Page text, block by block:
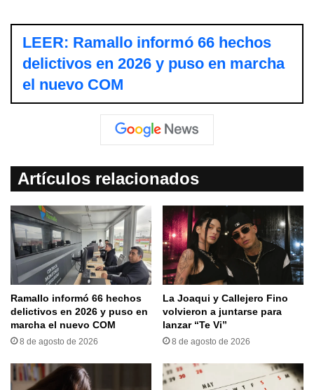
LEER: Ramallo informó 66 hechos
delictivos en 2026 y puso en marcha
el nuevo COM
Artículos relacionados
Ramallo informó 66 hechos
delictivos en 2026 y puso en
marcha el nuevo COM
8 de agosto de 2026
La Joaqui y Callejero Fino
volvieron a juntarse para
lanzar “Te Vi”
8 de agosto de 2026